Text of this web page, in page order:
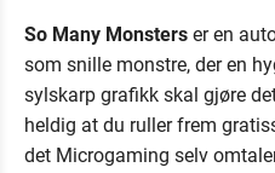
So Many Monsters er en
som snille monstre, der en
sylskarp grafikk skal gjøre
heldig at du ruller frem
det Microgaming selv